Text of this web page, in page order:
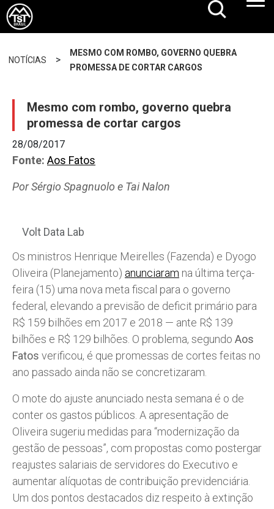
NOTÍCIAS >
MESMO COM ROMBO, GOVERNO QUEBRA
PROMESSA DE CORTAR CARGOS
Mesmo com rombo, governo quebra
promessa de cortar cargos
28/08/2017
Fonte: Aos Fatos
Por Sérgio Spagnuolo e Tai Nalon
Volt Data Lab
Os ministros Henrique Meirelles (Fazenda) e Dyogo
Oliveira (Planejamento) anunciaram na última terça-
feira (15) uma nova meta fiscal para o governo
federal, elevando a previsão de deficit primário para
R$ 159 bilhões em 2017 e 2018 — ante R$ 139
bilhões e R$ 129 bilhões. O problema, segundo Aos
Fatos verificou, é que promessas de cortes feitas no
ano passado ainda não se concretizaram.
O mote do ajuste anunciado nesta semana é o de
conter os gastos públicos. A apresentação de
Oliveira sugeriu medidas para “modernização da
gestão de pessoas”, com propostas como postergar
reajustes salariais de servidores do Executivo e
aumentar alíquotas de contribuição previdenciária.
Um dos pontos destacados diz respeito à extinção